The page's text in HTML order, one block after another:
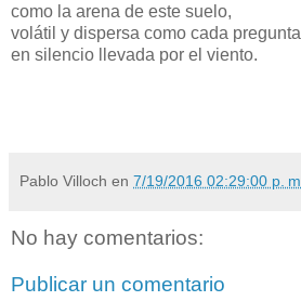
como la arena de este suelo,
volátil y dispersa como cada pregunta
en silencio llevada por el viento.
Pablo Villoch en 7/19/2016 02:29:00 p. m.
No hay comentarios:
Publicar un comentario